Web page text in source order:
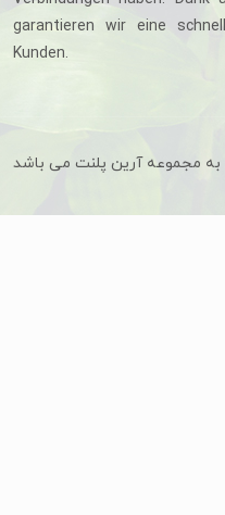
garantieren wir eine
Kunden.